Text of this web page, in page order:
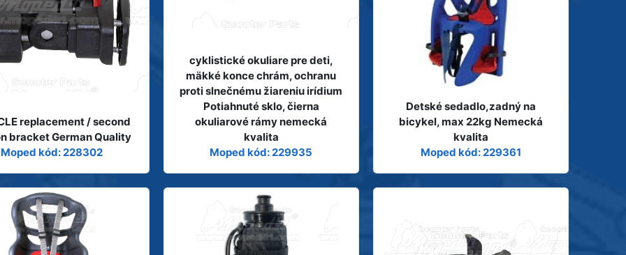
replacement / second
bracket German Quality
Moped kód: 228302
cyklistické okuliare pre deti,
mäkké konce chrám, ochranu
proti slnečnému žiareniu irídium
Potiahnuté sklo, čierna
okuliarové rámy nemecká
kvalita
Moped kód: 229935
Detské sedadlo,zadný na
bicykel, max 22kg Nemecká
kvalita
Moped kód: 229361